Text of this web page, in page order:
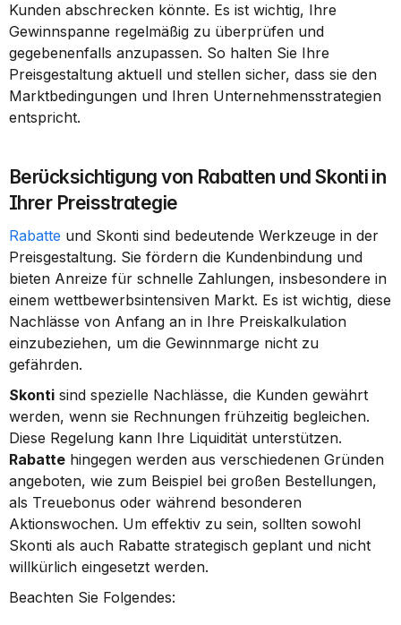
Kunden abschrecken könnte. Es ist wichtig, Ihre
Gewinnspanne regelmäßig zu überprüfen und
gegebenenfalls anzupassen. So halten Sie Ihre
Preisgestaltung aktuell und stellen sicher, dass sie den
Marktbedingungen und Ihren Unternehmensstrategien
entspricht.
Berücksichtigung von Rabatten und Skonti in
Ihrer Preisstrategie
Rabatte und Skonti sind bedeutende Werkzeuge in der
Preisgestaltung. Sie fördern die Kundenbindung und
bieten Anreize für schnelle Zahlungen, insbesondere in
einem wettbewerbsintensiven Markt. Es ist wichtig, diese
Nachlässe von Anfang an in Ihre Preiskalkulation
einzubeziehen, um die Gewinnmarge nicht zu
gefährden.
Skonti sind spezielle Nachlässe, die Kunden gewährt
werden, wenn sie Rechnungen frühzeitig begleichen.
Rabatte hingegen werden aus verschiedenen Gründen
angeboten, wie zum Beispiel bei großen Bestellungen,
als Treuebonus oder während besonderen
Aktionswochen. Um effektiv zu sein, sollten sowohl
Skonti als auch Rabatte strategisch geplant und nicht
willkürlich eingesetzt werden.
Beachten Sie Folgendes: